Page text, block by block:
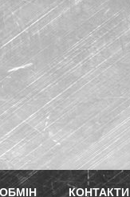
КОНТАКТИ